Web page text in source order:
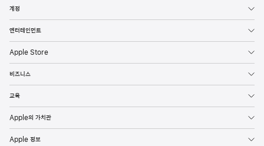
계정
엔터테인먼트
Apple Store
비즈니스
교육
Apple의 가치관
Apple 정보